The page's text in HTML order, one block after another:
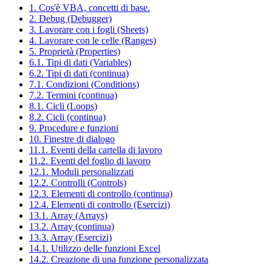
1. Cos'è VBA, concetti di base.
2. Debug (Debugger)
3. Lavorare con i fogli (Sheets)
4. Lavorare con le celle (Ranges)
5. Proprietà (Properties)
6.1. Tipi di dati (Variables)
6.2. Tipi di dati (continua)
7.1. Condizioni (Conditions)
7.2. Termini (continua)
8.1. Cicli (Loops)
8.2. Cicli (continua)
9. Procedure e funzioni
10. Finestre di dialogo
11.1. Eventi della cartella di lavoro
11.2. Eventi del foglio di lavoro
12.1. Moduli personalizzati
12.2. Controlli (Controls)
12.3. Elementi di controllo (continua)
12.4. Elementi di controllo (Esercizi)
13.1. Array (Arrays)
13.2. Array (continua)
13.3. Array (Esercizi)
14.1. Utilizzo delle funzioni Excel
14.2. Creazione di una funzione personalizzata